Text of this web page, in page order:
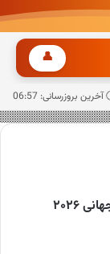
👤
بروزرسانی: 06:57
۲۰۲۶